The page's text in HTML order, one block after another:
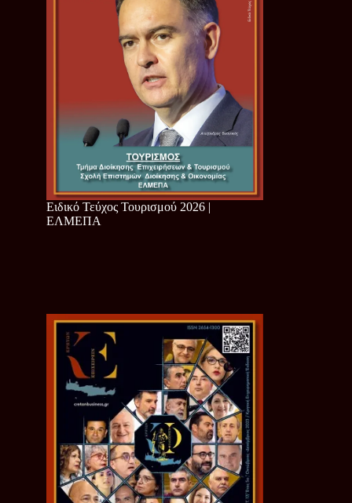
Ειδικό Τεύχος Τουρισμού 2026 |
ΕΛΜΕΠΑ